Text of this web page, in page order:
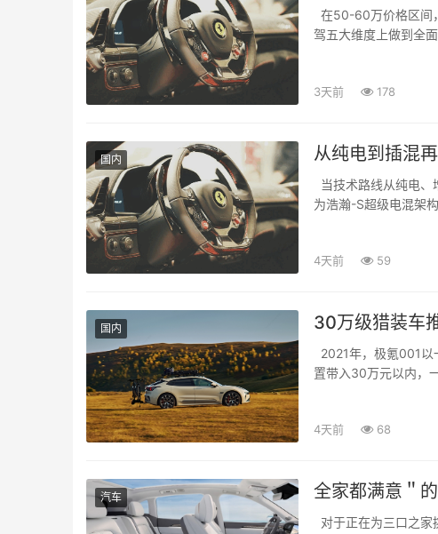
在50-60万价格区间
驾五大维度上做到全
3天前 178
国内 从纯电到插混
当技术路线从纯电、
为浩瀚-S超级电混架
4天前 59
国内 30万级猎装车
2021年，极氪001以
置带入30万元以内，
4天前 68
汽车 全家都满意＂
对于正在为三口之家